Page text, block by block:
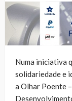
Numa iniciativa
solidariedade e
a Olhar Poente